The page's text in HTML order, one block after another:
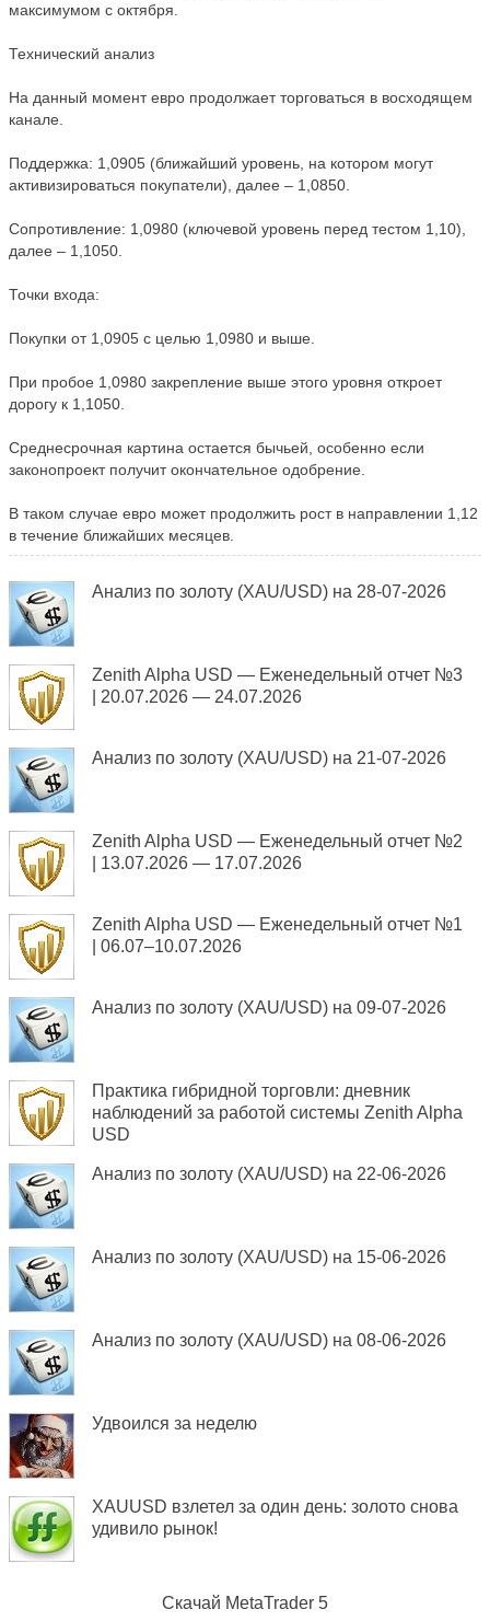
максимумом с октября.
Технический анализ
На данный момент евро продолжает торговаться в восходящем
канале.
Поддержка: 1,0905 (ближайший уровень, на котором могут
активизироваться покупатели), далее – 1,0850.
Сопротивление: 1,0980 (ключевой уровень перед тестом 1,10),
далее – 1,1050.
Точки входа:
Покупки от 1,0905 с целью 1,0980 и выше.
При пробое 1,0980 закрепление выше этого уровня откроет
дорогу к 1,1050.
Среднесрочная картина остается бычьей, особенно если
законопроект получит окончательное одобрение.
В таком случае евро может продолжить рост в направлении 1,12
в течение ближайших месяцев.
Анализ по золоту (XAU/USD) на 28-07-2026
Zenith Alpha USD — Еженедельный отчет №3
| 20.07.2026 — 24.07.2026
Анализ по золоту (XAU/USD) на 21-07-2026
Zenith Alpha USD — Еженедельный отчет №2
| 13.07.2026 — 17.07.2026
Zenith Alpha USD — Еженедельный отчет №1
| 06.07–10.07.2026
Анализ по золоту (XAU/USD) на 09-07-2026
Практика гибридной торговли: дневник
наблюдений за работой системы Zenith Alpha
USD
Анализ по золоту (XAU/USD) на 22-06-2026
Анализ по золоту (XAU/USD) на 15-06-2026
Анализ по золоту (XAU/USD) на 08-06-2026
Удвоился за неделю
XAUUSD взлетел за один день: золото снова
удивило рынок!
Скачай MetaTrader 5